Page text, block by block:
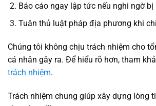
Báo cáo ngay lập tức nếu nghi ngờ bị
Tuân thủ luật pháp địa phương khi
Chúng tôi không chịu trách nhiệm cho
cá nhân gây ra. Để hiểu rõ hơn, tham
trách nhiệm.
Trách nhiệm chung giúp xây dựng lòng